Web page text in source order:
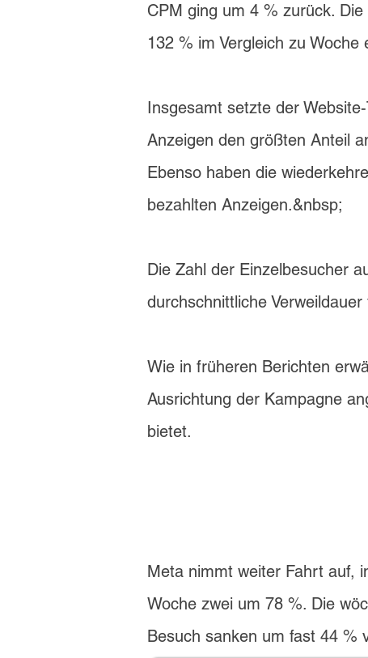
CPM ging um 4 % zurück.
132 % im Vergleich zu Woche
Insgesamt setzte der
Anzeigen den größten Anteil
Ebenso haben die
bezahlten Anzeigen.&nbsp;
Die Zahl der Einzelbesucher
durchschnittliche
Wie in früheren Berichten
Ausrichtung der Kampagne
bietet.
Meta nimmt weiter Fahrt auf,
Woche zwei um 78 %. Die
Besuch sanken um fast 44 %